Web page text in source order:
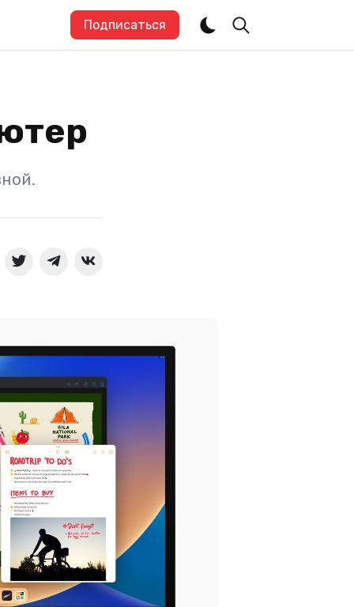
Подписаться